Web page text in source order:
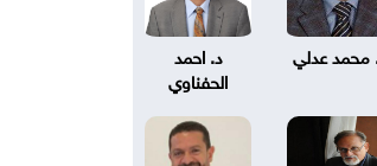
محمد عدلي
د. احمد
الحفناوي